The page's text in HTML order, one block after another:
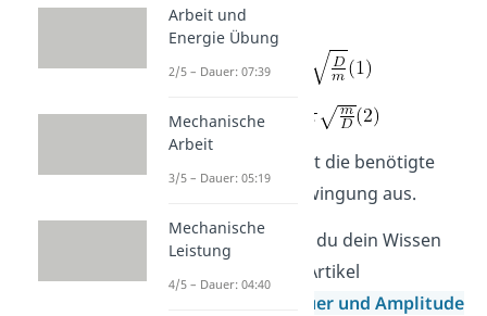
(2) auf
Die Formel drückt die benötigte
Zeit für eine Schwingung aus.
Auch hier kannst du dein Wissen
wieder mit dem Artikel
Schwingungsdauer und Amplitude
Arbeit und
Energie Übung
2/5 – Dauer: 07:39
Mechanische
Arbeit
3/5 – Dauer: 05:19
Mechanische
Leistung
4/5 – Dauer: 04:40